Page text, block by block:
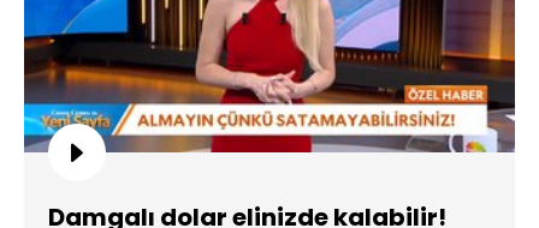
Damgalı dolar elinizde kalabilir!